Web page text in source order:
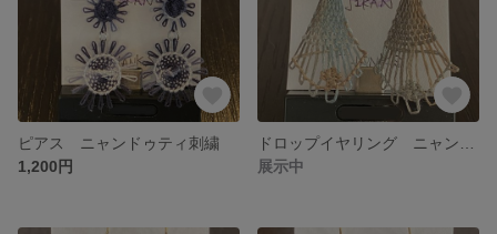
ピアス ニャンドゥティ刺繍
1,200円
展示中